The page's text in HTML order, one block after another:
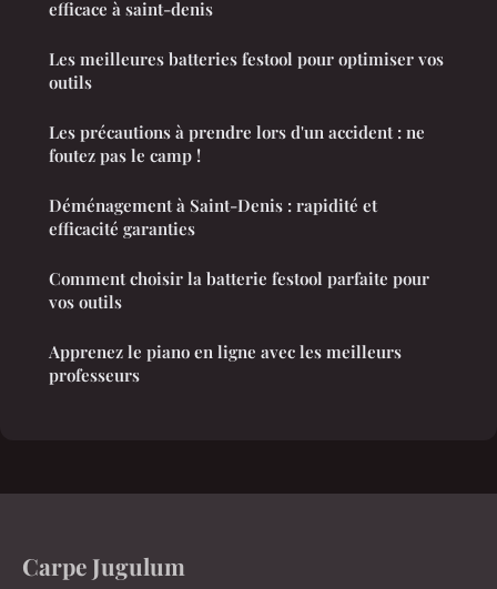
efficace à saint-denis
Les meilleures batteries festool pour optimiser vos
outils
Les précautions à prendre lors d'un accident : ne
foutez pas le camp !
Déménagement à Saint-Denis : rapidité et
efficacité garanties
Comment choisir la batterie festool parfaite pour
vos outils
Apprenez le piano en ligne avec les meilleurs
professeurs
Carpe Jugulum